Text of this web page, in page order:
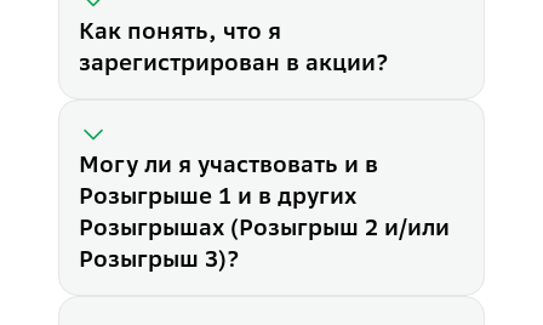
Как пополнить ПДС?
Пополните программу
Если у меня уже есть ПДС,
Если у вас есть ПДС,
Где узнать результаты
Результаты акции вы
Когда я получу свой приз?
Фонд заинтересован в том,
Да, один участник может
Что делать, если не
Как понять, что я
зарегистрирован в акции?
Могу ли я участвовать и в
Розыгрыше 1 и в других
Розыгрышах (Розыгрыш 2 и/или
Розыгрыш 3)?